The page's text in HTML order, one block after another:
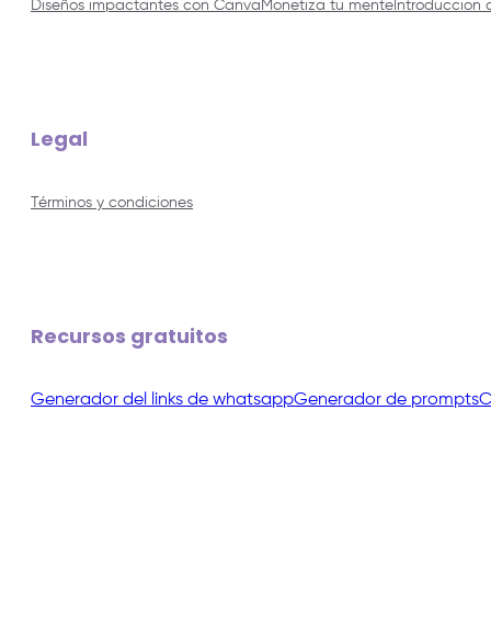
Diseños impactantes con Canva Monetiza tu mente Introduccion
Legal
Términos y condiciones
Recursos gratuitos
Generador del links de whatsappGenerador de prompts